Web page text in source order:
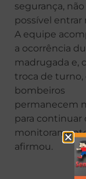
segurança, não
possível entrar
A equipe
a ocorrência
madrugada e,
troca de turno,
bombeiros
permanecem
para continuar
afirmou.